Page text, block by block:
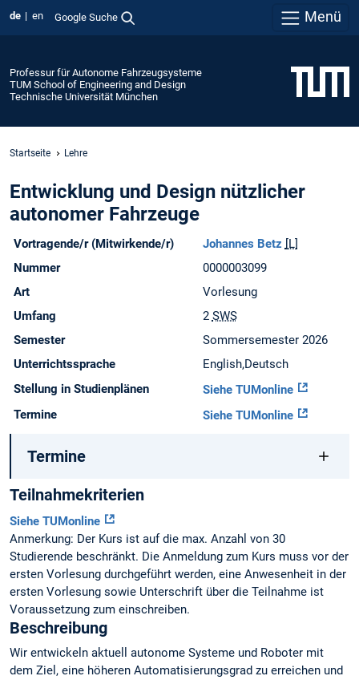
de en Google Suche Menü
Professur für Autonome Fahrzeugsysteme
TUM School of Engineering and Design
Technische Universität München
Startseite Lehre
Entwicklung und Design nützlicher
autonomer Fahrzeuge
Vortragende/r (Mitwirkende/r) Johannes Betz [L]
Nummer
0000003099
Art
Vorlesung
Umfang
2 SWS
Semester
Sommersemester 2026
Unterrichtssprache
English,Deutsch
Stellung in Studienplänen
Siehe TUMonline
Termine
Siehe TUMonline
Termine
Teilnahmekriterien
Siehe TUMonline
Anmerkung: Der Kurs ist auf die max. Anzahl von 30
Studierende beschränkt. Die Anmeldung zum Kurs muss vor der
ersten Vorlesung durchgeführt werden, eine Anwesenheit in der
ersten Vorlesung sowie Unterschrift über die Teilnahme ist
Voraussetzung zum einschreiben.
Beschreibung
Wir entwickeln aktuell autonome Systeme und Roboter mit
dem Ziel, eine höheren Automatisierungsgrad zu erreichen und